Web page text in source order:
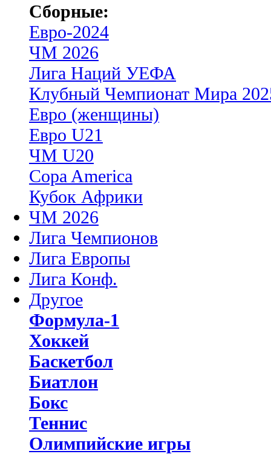
Сборные:
Евро-2024
ЧМ 2026
Лига Наций УЕФА
Клубный Чемпионат Мира
Евро (женщины)
Евро U21
ЧМ U20
Copa America
Кубок Африки
ЧМ 2026
Лига Чемпионов
Лига Европы
Лига Конф.
Другое
Формула-1
Хоккей
Баскетбол
Биатлон
Бокс
Теннис
Олимпийские игры